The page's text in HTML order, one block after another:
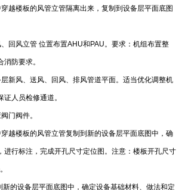
穿越楼板的风管立管隔离出来，复制到设备层平面底图
、回风立管 位置布置AHU和PAU。要求：机组布置整
防要求。
层新风、送风、回风、排风管道平面。适当优化调整机
人员检修通道。
门阀件。
穿越楼板的风管立管复制到新的设备层平面底图中，确
进行标注，完成开孔尺寸定位图。注意：楼板开孔尺寸
新的设备层平面底图中，确定设备基础材料、做法和定